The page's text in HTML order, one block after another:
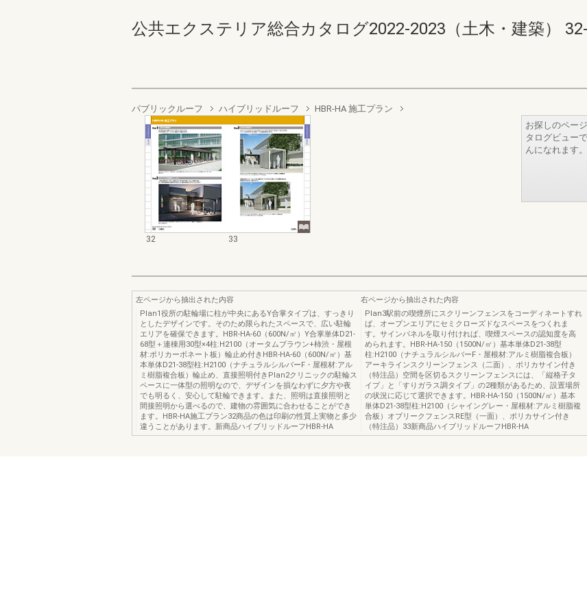
公共エクステリア総合カタログ2022-2023（土木・建築）
パブリックルーフ ハイブリッドルーフ HBR-HA 施工プラン
32 33
お探しのペー
タログビュー
んになれます。
左ページから抽出された内容
Plan1役所の駐輪場に柱が中央にあるY合掌タイプは、すっきり
としたデザインです。そのため限られたスペースで、広い駐輪
エリアを確保できます。HBR-HA-60（600N/㎡）Y合掌単体D21-
68型＋連棟用30型×4柱:H2100（オータムブラウン+柿渋・屋根
材:ポリカーボネート板）輪止め付きHBR-HA-60（600N/㎡）基
本単体D21-38型柱:H2100（ナチュラルシルバーF・屋根材:アル
ミ樹脂複合板）輪止め、直接照明付きPlan2クリニックの駐輪ス
ペースに一体型の照明なので、デザインを損なわずに夕方や夜
でも明るく、安心して駐輪できます。また、照明は直接照明と
間接照明から選べるので、建物の雰囲気に合わせることができ
ます。HBR-HA施工プラン32商品の色は印刷の性質上実物と多少
違うことがあります。新商品ハイブリッドルーフHBR-HA
右ページから抽出された内容
Plan3駅前の喫煙所にスクリーンフェンスをコーディネートすれ
ば、オープンエリアにセミクローズドなスペースをつくれま
す。サインパネルを取り付ければ、喫煙スペースの認知度を高
められます。HBR-HA-150（1500N/㎡）基本単体D21-38型
柱:H2100（ナチュラルシルバーF・屋根材:アルミ樹脂複合板）
アーキラインスクリーンフェンス（二面）、ポリカサイン付き
（特注品）空間を区切るスクリーンフェンスには、「縦格子タ
イプ」と「すりガラス調タイプ」の2種類があるため、設置場所
の状況に応じて選択できます。HBR-HA-150（1500N/㎡）基本
単体D21-38型柱:H2100（シャイングレー・屋根材:アルミ樹脂複
合板）オブリークフェンスRE型（一面）、ポリカサイン付き
（特注品）33新商品ハイブリッドルーフHBR-HA